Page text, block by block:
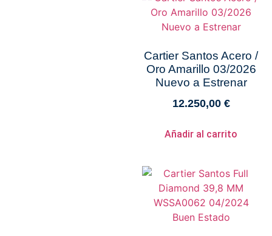
Cartier Santos Acero /
Oro Amarillo 03/2026
Nuevo a Estrenar
12.250,00 €
Añadir al carrito